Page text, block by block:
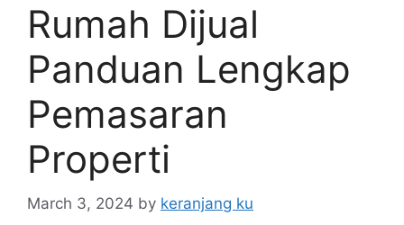
Rumah Dijual
Panduan Lengkap
Pemasaran
Properti
March 3, 2024 by keranjang ku